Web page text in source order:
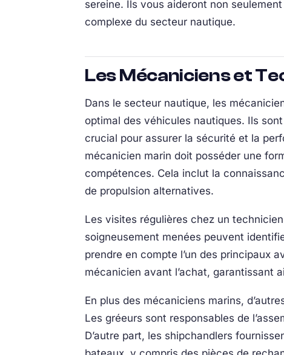
sereine. Ils vous aideront non
complexe du secteur nautique.
Les Mécaniciens et
Dans le secteur nautique, les
optimal des véhicules nautiques. Ils
crucial pour assurer la sécurité et la
mécanicien marin doit posséder une
compétences. Cela inclut la
de propulsion alternatives.
Les visites régulières chez un
soigneusement menées peuvent
prendre en compte l’un des principaux
mécanicien avant l’achat, garantissant
En plus des mécaniciens marins,
Les gréeurs sont responsables de
D’autre part, les shipchandlers